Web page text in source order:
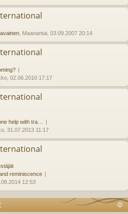
, Maanantai, 03.09.2007 20:14
02.06.2010 17:17
help with tra…
31.07.2013 11:17
reminiscence
12:53